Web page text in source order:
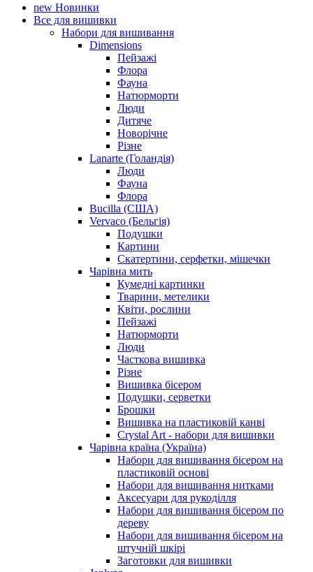
new Новинки
Все для вишивки
Набори для вишивання
Dimensions
Пейзажі
Флора
Фауна
Натюрморти
Люди
Дитяче
Новорічне
Різне
Lanarte (Голандія)
Люди
Фауна
Флора
Bucilla (США)
Vervaco (Бельгія)
Подушки
Картини
Скатертини, серфетки, мішечки
Чарiвна мить
Кумедні картинки
Тварини, метелики
Квіти, рослини
Пейзажі
Натюрморти
Люди
Часткова вишивка
Різне
Вишивка бісером
Подушки, серветки
Брошки
Вишивка на пластиковій канві
Crystal Art - набори для вишивки
Чарівна країна (Україна)
Набори для вишивання бісером на
пластиковій основі
Набори для вишивання нитками
Аксесуари для рукоділля
Набори для вишивання бісером по
дереву
Набори для вишивання бісером на
штучній шкірі
Заготовки для вишивки